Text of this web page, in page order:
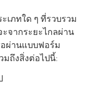
เภทใด ๆ ที่รวบรวม
จากระยะไกลผ่าน
ผ่านแบบฟอร์ม
ถึงสิ่งต่อไปนี้: